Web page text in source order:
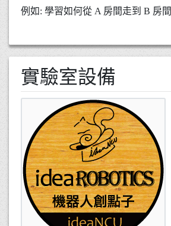
例如: 學習如何從 A 房間走到 B 房間
實驗室設備